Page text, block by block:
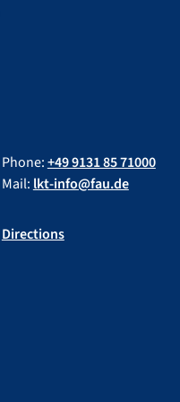
Phone:+49 9131 85 71000
Mail: lkt-info@fau.de
Directions